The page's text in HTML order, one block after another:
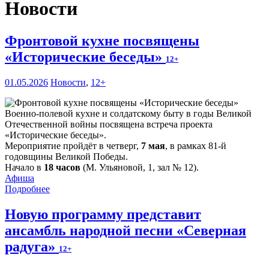
Новости
Фронтовой кухне посвящены
«Исторические беседы» 12+
01.05.2026 Новости, 12+
Военно-полевой кухне и солдатскому быту в годы Великой
Отечественной войны посвящена встреча проекта
«Исторические беседы».
Мероприятие пройдёт в четверг, 7 мая, в рамках 81-й
годовщины Великой Победы.
Начало в 18 часов (М. Ульяновой, 1, зал № 12).
Афиша
Подробнее
Новую программу представит
ансамбль народной песни «Северная
радуга» 12+